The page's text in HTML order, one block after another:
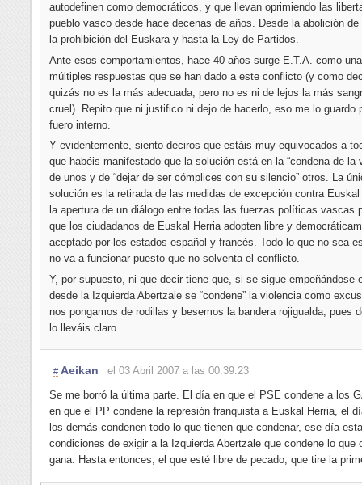
autodefinen como democráticos, y que llevan oprimiendo las
pueblo vasco desde hace decenas de años. Desde la abolición
la prohibición del Euskara y hasta la Ley de Partidos.
Ante esos comportamientos, hace 40 años surge E.T.A. como
múltiples respuestas que se han dado a este conflicto (y como
quizás no es la más adecuada, pero no es ni de lejos la más
cruel). Repito que ni justifico ni dejo de hacerlo, eso me lo guardo
fuero interno.
Y evidentemente, siento deciros que estáis muy equivocados a
que habéis manifestado que la solución está en la “condena de la
de unos y de “dejar de ser cómplices con su silencio” otros. La
solución es la retirada de las medidas de excepción contra
la apertura de un diálogo entre todas las fuerzas políticas vascas
que los ciudadanos de Euskal Herria adopten libre y
aceptado por los estados español y francés. Todo lo que no sea
no va a funcionar puesto que no solventa el conflicto.
Y, por supuesto, ni que decir tiene que, si se sigue empeñándose
desde la Izquierda Abertzale se “condene” la violencia como
nos pongamos de rodillas y besemos la bandera rojigualda, pues
lo lleváis claro.
# Aeikan
el 03 Abril 2007 a las 00:39:23
Se me borró la última parte. El día en que el PSE condene a los
en que el PP condene la represión franquista a Euskal Herria, el
los demás condenen todo lo que tienen que condenar, ese día
condiciones de exigir a la Izquierda Abertzale que condene lo que
gana. Hasta entonces, el que esté libre de pecado, que tire la